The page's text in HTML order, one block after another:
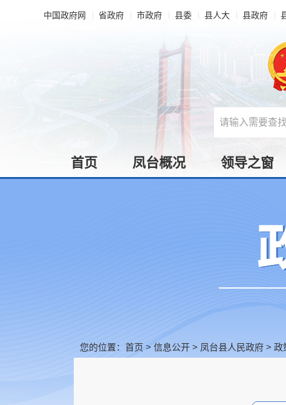
中国政府网 省政府 市政府 县委 县人大 县政府
首页 凤台概况 领导之窗
您的位置： 首页 > 信息公开 > 凤台县人民政府 > 政